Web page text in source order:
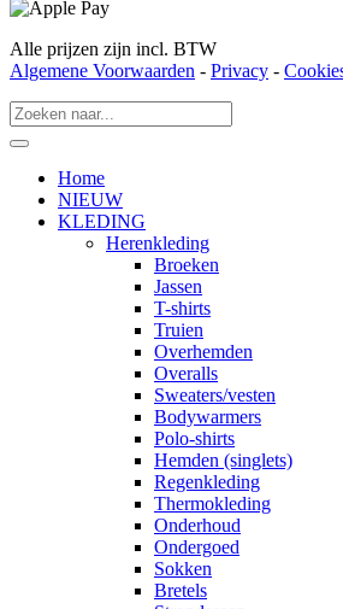
Alle prijzen zijn incl. BTW
Algemene Voorwaarden - Privacy -
Home
NIEUW
KLEDING
Herenkleding
Broeken
Jassen
T-shirts
Truien
Overhemden
Overalls
Sweaters/vesten
Bodywarmers
Polo-shirts
Hemden (singlets)
Regenkleding
Thermokleding
Onderhoud
Ondergoed
Sokken
Bretels